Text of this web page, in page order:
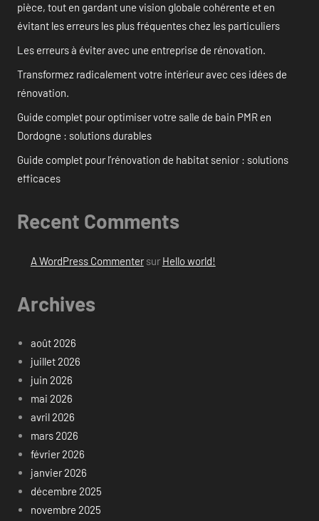
pièce, tout en gardant une vision globale cohérente et en
évitant les erreurs les plus fréquentes chez les particuliers
Les erreurs à éviter avec une entreprise de rénovation.
Transformez radicalement votre intérieur avec ces idées de
rénovation.
Guide complet pour optimiser votre salle de bain PMR en
Dordogne : solutions durables
Guide complet pour l’rénovation de habitat senior : solutions
efficaces
Recent Comments
A WordPress Commentersur Hello world!
Archives
août 2026
juillet 2026
juin 2026
mai 2026
avril 2026
mars 2026
février 2026
janvier 2026
décembre 2025
novembre 2025